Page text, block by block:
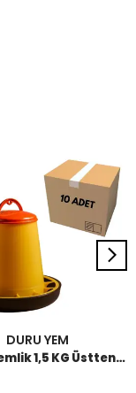
DURU YEM
Civciv Yemlik 1,5 KG Üstten Dolum (10 Adet)